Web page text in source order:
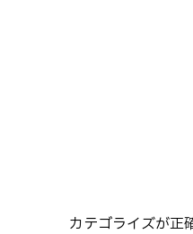
カテゴライズが正